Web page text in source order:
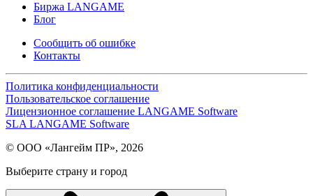
Биржа LANGAME
Блог
Сообщить об ошибке
Контакты
Политика конфиденциальности
Пользовательское соглашение
Лицензионное соглашение LANGAME Software
SLA LANGAME Software
© ООО «Лангейм ПР», 2026
Выберите страну и город